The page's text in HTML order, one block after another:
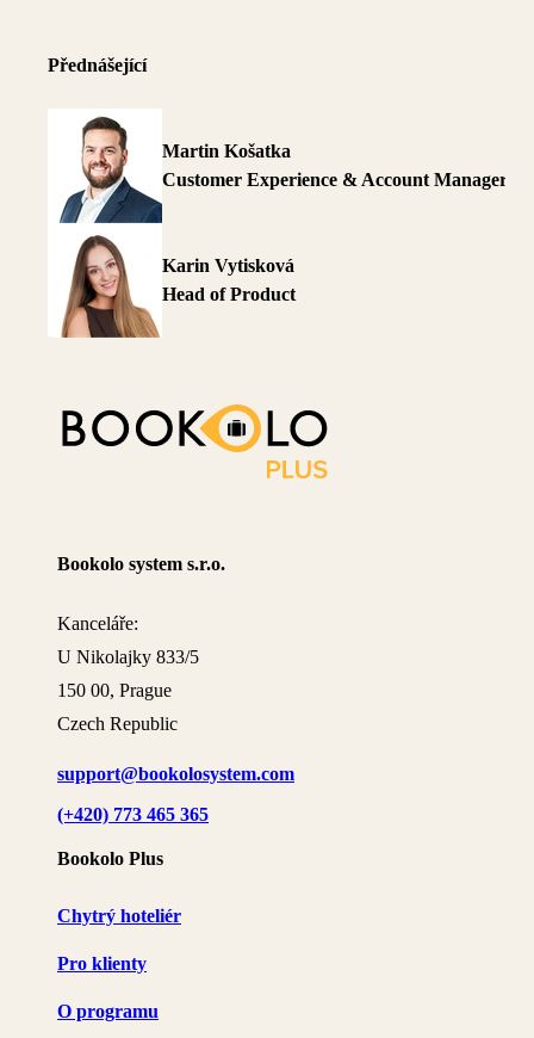
Přednášející
Martin Košatka
Customer Experience & Account Manager
Karin Vytisková
Head of Product
Bookolo system s.r.o.
Kanceláře:
U Nikolajky 833/5
150 00, Prague
Czech Republic
support@bookolosystem.com
(+420) 773 465 365
Bookolo Plus
Chytrý hoteliér
Pro klienty
O programu